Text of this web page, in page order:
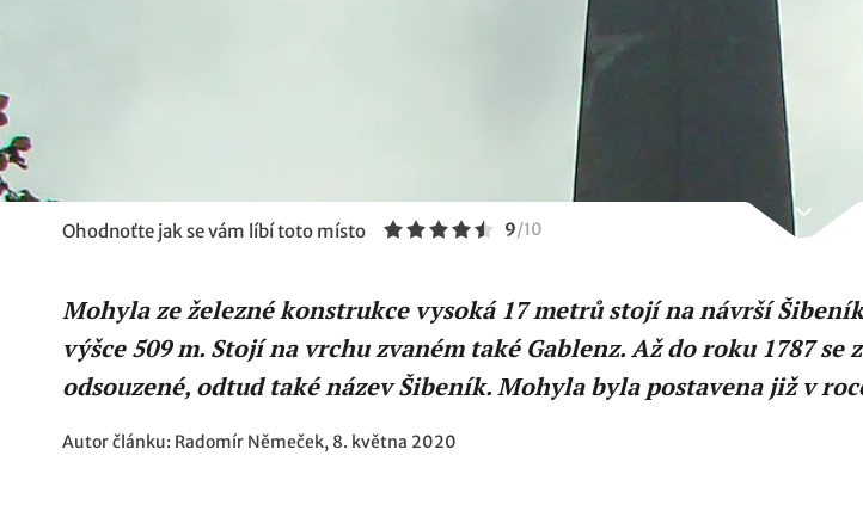
Ohodnoťte jak se vám líbí toto místo 9/10
Mohyla ze železné konstrukce vysoká 17 metrů stojí na návrší
výšce 509 m. Stojí na vrchu zvaném také Gablenz. Až do roku 1787 se
odsouzené, odtud také název Šibeník. Mohyla byla postavena již v
Autor článku: Radomír Němeček, 8. května 2020